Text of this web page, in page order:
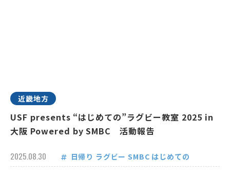
近畿地方
USF presents “はじめての”ラグビー教室 2025 in
大阪 Powered by SMBC 活動報告
2025.08.30 日帰り ラグビー SMBC はじめての